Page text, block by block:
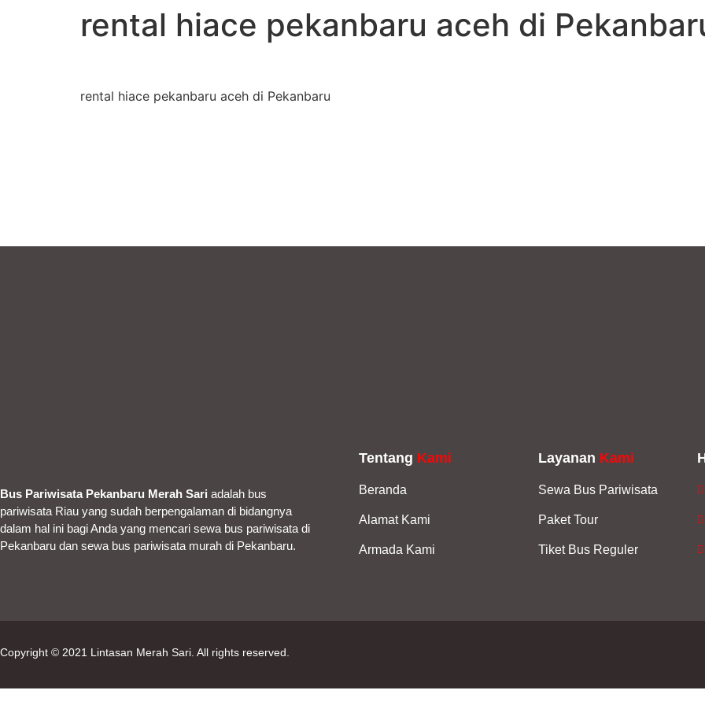
rental hiace pekanbaru aceh di
rental hiace pekanbaru aceh di Pekanbaru
Bus Pariwisata Pekanbaru Merah Sari adalah bus
pariwisata Riau yang sudah berpengalaman di bidangnya
dalam hal ini bagi Anda yang mencari sewa bus pariwisata di
Pekanbaru dan sewa bus pariwisata murah di Pekanbaru.
Tentang Kami
Beranda
Alamat Kami
Armada Kami
Layanan Kami
Sewa Bus Pariwisata
Paket Tour
Tiket Bus Reguler
Copyright © 2021 Lintasan Merah Sari . All rights reserved.